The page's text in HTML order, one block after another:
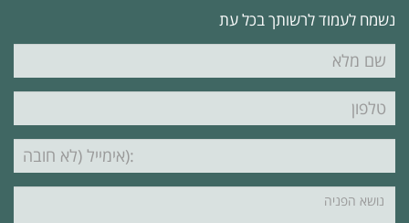
נשמח לעמוד לרשותך בכל עת
שם
מלא
טלפון
נושא